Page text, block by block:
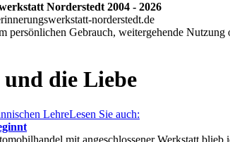
Norderstedt 2004 - 2026
norderstedt.de
persönlichen Gebrauch, weitergehende
die Liebe
LehreLesen Sie auch:
mit angeschlossener Werkstatt